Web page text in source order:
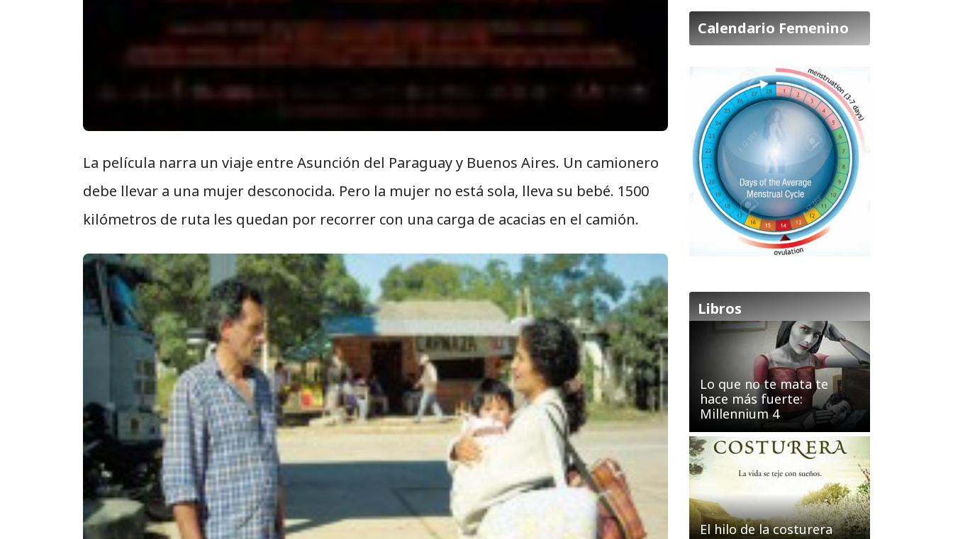
La película narra un viaje entre Asunción del Paraguay y Buenos Aires. Un camionero
debe llevar a una mujer desconocida. Pero la mujer no está sola, lleva su bebé. 1500
kilómetros de ruta les quedan por recorrer con una carga de acacias en el camión.
Calendario Femenino
Libros
Lo que no te mata te
hace más fuerte:
Millennium 4
El hilo de la costurera